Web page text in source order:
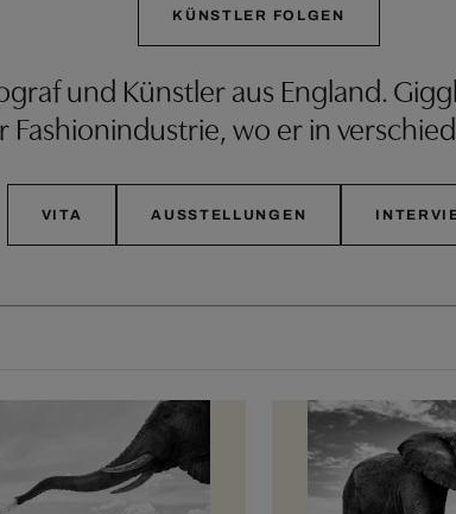
KÜNSTLER FOLGEN
und Künstler aus England.
wo er in
VITA AUSSTELLUNGEN